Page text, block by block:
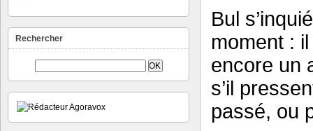
Rechercher
Bul
moment :
encore un
s’il
passé, ou